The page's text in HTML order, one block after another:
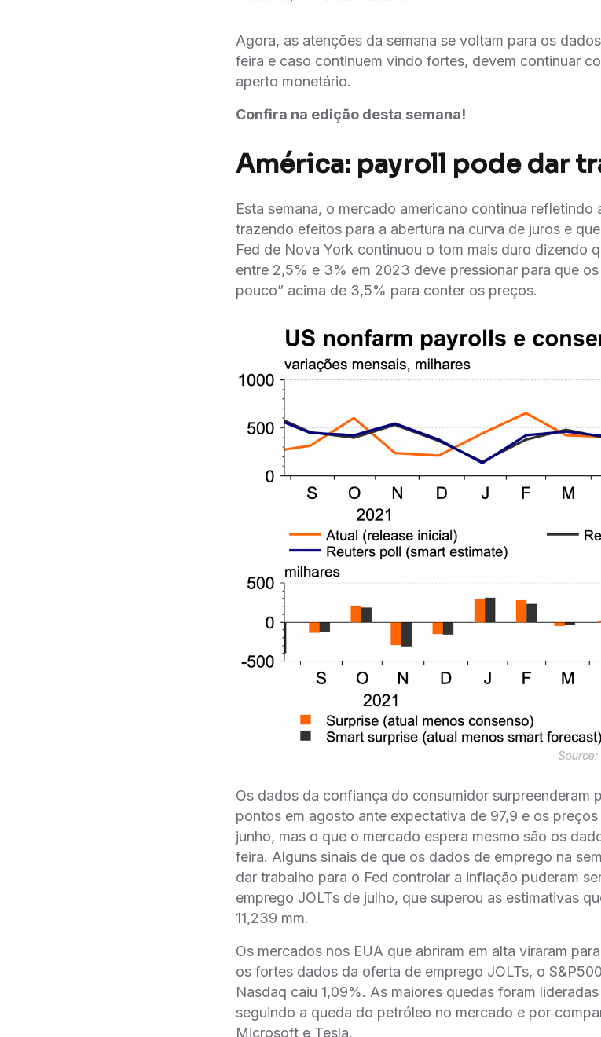
Agora, as atenções da semana se voltam para os
feira e caso continuem vindo fortes, devem continuar
aperto monetário.
Confira na edição desta semana!
América: payroll pode dar
Esta semana, o mercado americano continua refletindo
trazendo efeitos para a abertura na curva de juros e
Fed de Nova York continuou o tom mais duro dizendo
entre 2,5% e 3% em 2023 deve pressionar para que
pouco” acima de 3,5% para conter os preços.
Os dados da confiança do consumidor surpreenderam
pontos em agosto ante expectativa de 97,9 e os
junho, mas o que o mercado espera mesmo são os
feira. Alguns sinais de que os dados de emprego na
dar trabalho para o Fed controlar a inflação puderam
emprego JOLTs de julho, que superou as estimativas
11,239 mm.
Os mercados nos EUA que abriram em alta viraram
os fortes dados da oferta de emprego JOLTs, o
Nasdaq caiu 1,09%. As maiores quedas foram
seguindo a queda do petróleo no mercado e por
Microsoft e Tesla.